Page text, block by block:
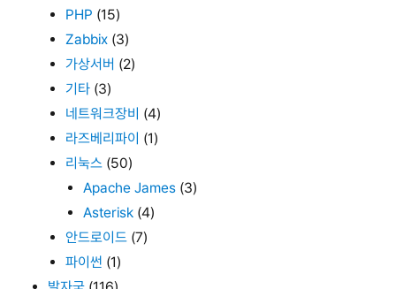
PHP (15)
Zabbix (3)
가상서버 (2)
기타 (3)
네트워크장비 (4)
라즈베리파이 (1)
리눅스 (50)
Apache James (3)
Asterisk (4)
안드로이드 (7)
파이썬 (1)